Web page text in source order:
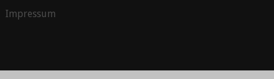
Impressum